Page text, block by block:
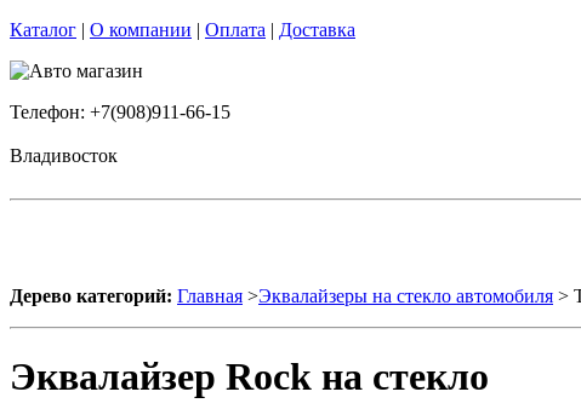
Каталог | О компании | Оплата | Доставка
Телефон: +7(908)911-66-15
Владивосток
Дерево категорий: Главная >Эквалайзеры на стекло автомобиля >
Эквалайзер Rock на стекло